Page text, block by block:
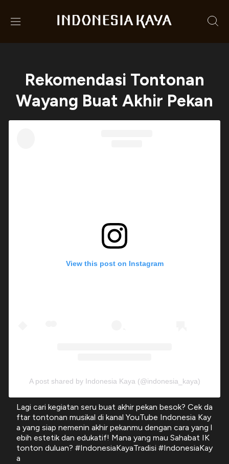
Rekomendasi Tontonan
Wayang Buat Akhir Pekan
View this post on Instagram
A post shared by Indonesia Kaya (@indonesia_kaya)
Lagi cari kegiatan seru buat akhir pekan besok? Cek da
ftar tontonan musikal di kanal YouTube Indonesia Kay
a yang siap nemenin akhir pekanmu dengan cara yang l
ebih estetik dan edukatif! Mana yang mau Sahabat IK
tonton duluan? #IndonesiaKayaTradisi #IndonesiaKay
a